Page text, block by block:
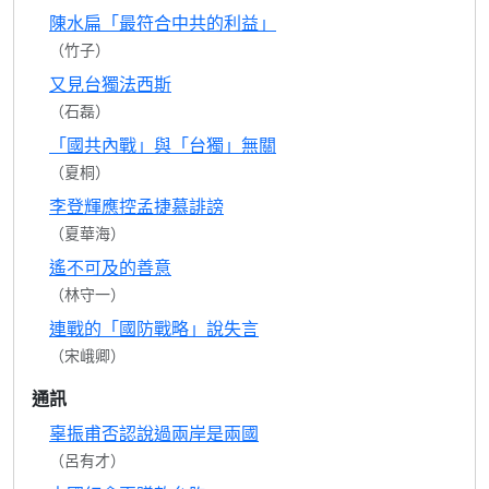
陳水扁「最符合中共的利益」
（竹子）
又見台獨法西斯
（石磊）
「國共內戰」與「台獨」無關
（夏桐）
李登輝應控孟捷慕誹謗
（夏華海）
遙不可及的善意
（林守一）
連戰的「國防戰略」說失言
（宋峨卿）
通訊
辜振甫否認說過兩岸是兩國
（呂有才）